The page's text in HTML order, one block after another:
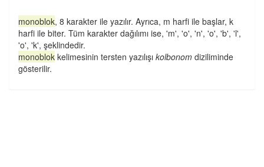
monoblok, 8 karakter ile yazılır. Ayrıca, m harfi ile başlar, k
harfi ile biter. Tüm karakter dağılımı ise, 'm', 'o', 'n', 'o', 'b', 'l',
'o', 'k', şeklindedir.
monoblok kelimesinin tersten yazılışı kolbonom diziliminde
gösterilir.